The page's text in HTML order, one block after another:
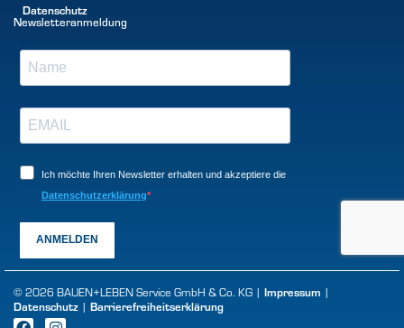
Datenschutz
Newsletteranmeldung
Ich möchte Ihren Newsletter erhalten und akzeptiere die
Datenschutzerklärung
ANMELDEN
© 2026 BAUEN+LEBEN Service GmbH & Co. KG | Impressum |
Datenschutz | Barrierefreiheitserklärung